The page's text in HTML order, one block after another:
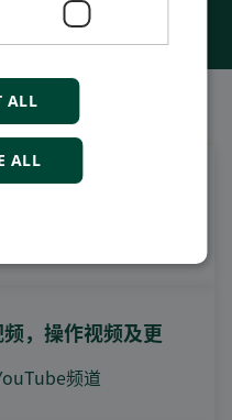
很强大
更新
，操作视频及更
频道
ALL
ALL